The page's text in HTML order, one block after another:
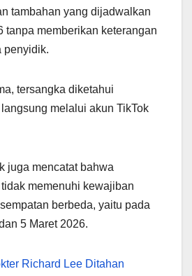
tambahan yang dijadwalkan
tanpa memberikan keterangan
penyidik.
tersangka diketahui
melalui akun TikTok
juga mencatat bahwa
memenuhi kewajiban
berbeda, yaitu pada
5 Maret 2026.
Richard Lee Ditahan